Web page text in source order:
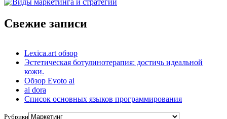
Свежие записи
Lexica.art обзор
Эстетическая ботулинотерапия: достичь идеальной
кожи.
Обзор Evoto ai
ai dora
Список основных языков программирования
Рубрики